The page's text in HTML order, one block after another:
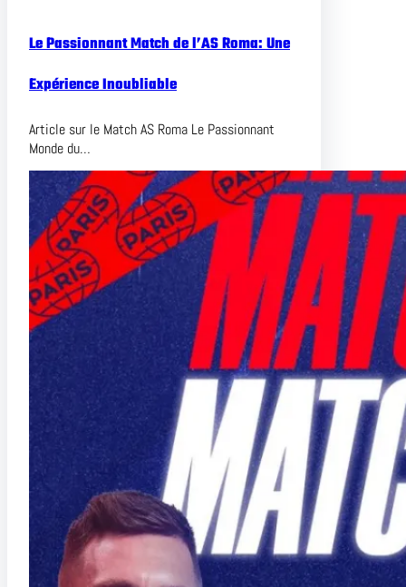
Le Passionnant Match de l’AS Roma: Une
Expérience Inoubliable
Article sur le Match AS Roma Le Passionnant
Monde du…